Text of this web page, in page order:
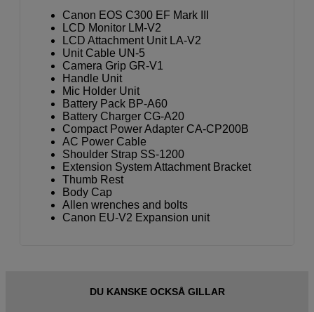
Canon EOS C300 EF Mark III
LCD Monitor LM-V2
LCD Attachment Unit LA-V2
Unit Cable UN-5
Camera Grip GR-V1
Handle Unit
Mic Holder Unit
Battery Pack BP-A60
Battery Charger CG-A20
Compact Power Adapter CA-CP200B
AC Power Cable
Shoulder Strap SS-1200
Extension System Attachment Bracket
Thumb Rest
Body Cap
Allen wrenches and bolts
Canon EU-V2 Expansion unit
DU KANSKE OCKSÅ GILLAR